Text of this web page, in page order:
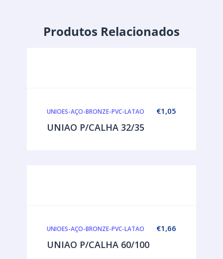
Produtos Relacionados
€1,05
UNIOES-AÇO-BRONZE-PVC-LATAO
UNIAO P/CALHA 32/35
€1,66
UNIOES-AÇO-BRONZE-PVC-LATAO
UNIAO P/CALHA 60/100